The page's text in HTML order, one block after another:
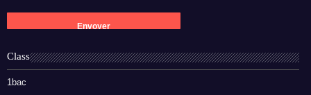
Class
1bac